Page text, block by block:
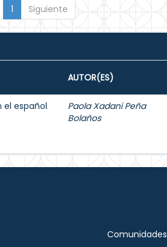
1 Siguiente
AUTOR(ES)
español
Paola Xadani Peña
Bolaños
Comunidades